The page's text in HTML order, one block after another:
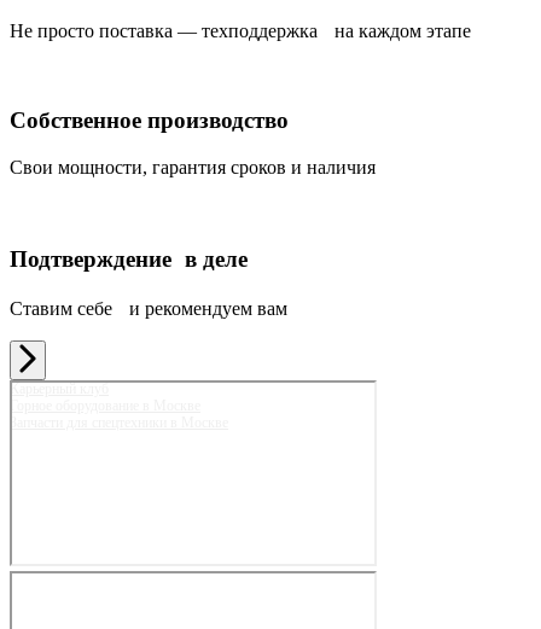
Не просто поставка — техподдержка на каждом этапе
Собственное производство
Свои мощности, гарантия сроков и наличия
Подтверждение в деле
Ставим себе и рекомендуем вам